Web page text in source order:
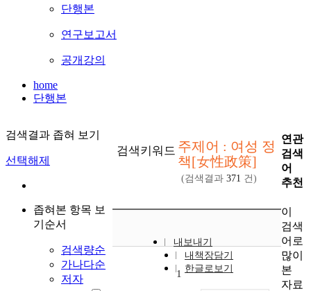
단행본
연구보고서
공개강의
home
단행본
검색결과 좁혀 보기
선택해제
좁혀본 항목 보
기순서
검색량순
가나다순
저자
검색키워드 주제어 : 여성 정
책[女性政策]
(검색결과 371 건)
내보내기
내책장담기
한글로보기
1
연관
검색
어
추천
이
검색
어로
많이
본
자료